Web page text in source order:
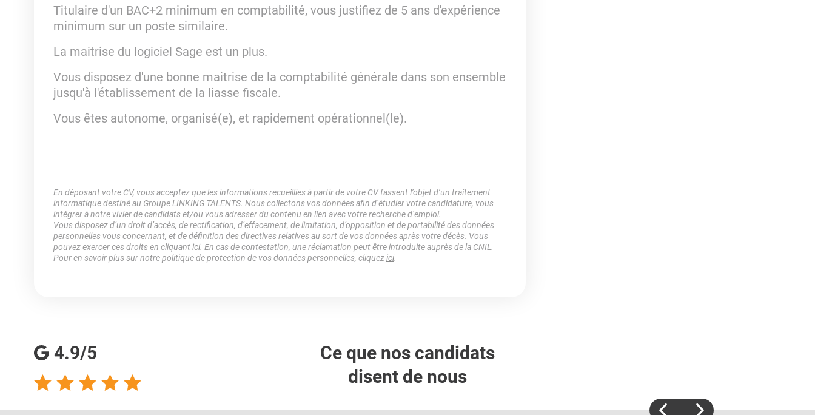
Titulaire d'un BAC+2 minimum en comptabilité, vous justifiez de 5 ans d'expérience
minimum sur un poste similaire.
La maitrise du logiciel Sage est un plus.
Vous disposez d'une bonne maitrise de la comptabilité générale dans son ensemble
jusqu'à l'établissement de la liasse fiscale.
Vous êtes autonome, organisé(e), et rapidement opérationnel(le).
En déposant votre CV, vous acceptez que les informations recueillies à partir de votre CV fassent l’objet d’un traitement
informatique destiné au Groupe LINKING TALENTS. Nous collectons vos données afin d’étudier votre candidature, vous
intégrer à notre vivier de candidats et/ou vous adresser du contenu en lien avec votre recherche d’emploi.
Vous disposez d’un droit d’accès, de rectification, d’effacement, de limitation, d’opposition et de portabilité des données
personnelles vous concernant, et de définition des directives relatives au sort de vos données après votre décès. Vous
pouvez exercer ces droits en cliquantici. En cas de contestation, une réclamation peut être introduite auprès de la CNIL.
Pour en savoir plus sur notre politique de protection de vos données personnelles, cliquezici.
4.9/5
Ce que nos candidats
disent de nous